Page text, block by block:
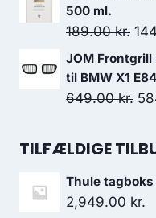
500 ml.
189.00kr.
pris
JOM
til BMW X1
649.00kr.
TILFÆLDIGE
Thule
2,949.00 kr.